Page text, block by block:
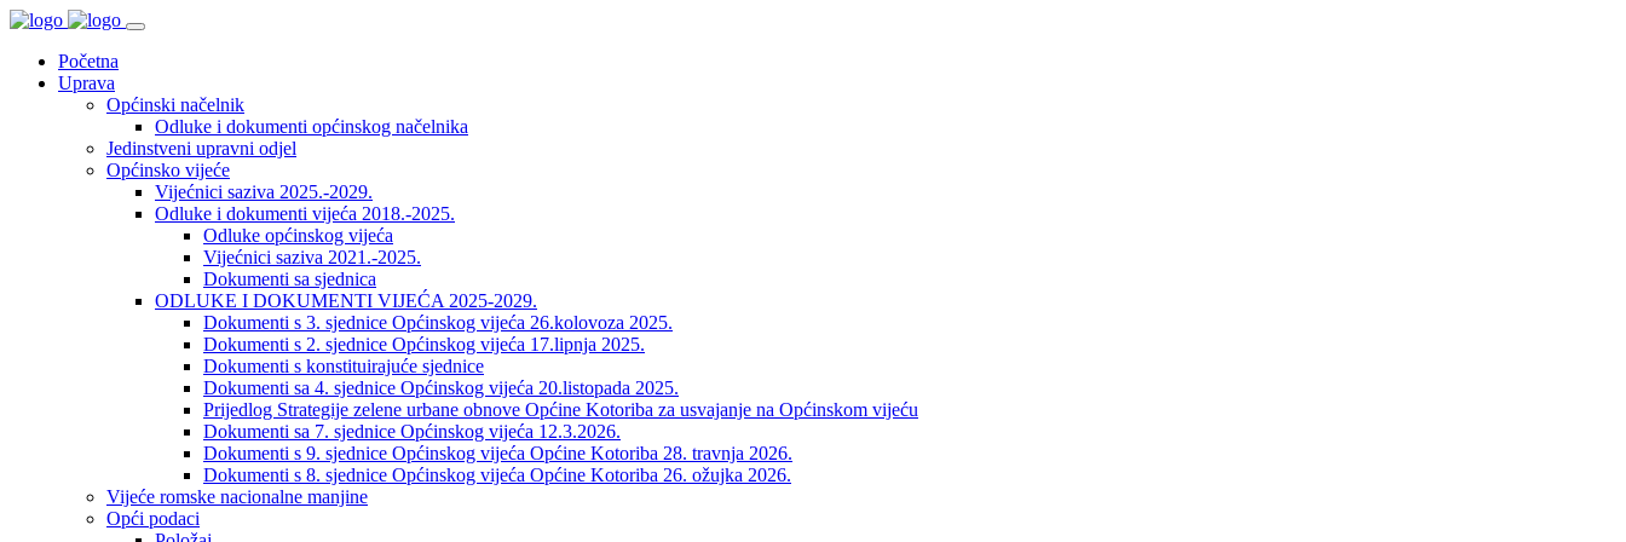
Početna
Uprava
Općinski načelnik
Odluke i dokumenti općinskog načelnika
Jedinstveni upravni odjel
Općinsko vijeće
Vijećnici saziva 2025.-2029.
Odluke i dokumenti vijeća 2018.-2025.
Odluke općinskog vijeća
Vijećnici saziva 2021.-2025.
Dokumenti sa sjednica
ODLUKE I DOKUMENTI VIJEĆA 2025-2029.
Dokumenti s 3. sjednice Općinskog vijeća 26.kolovoza 2025.
Dokumenti s 2. sjednice Općinskog vijeća 17.lipnja 2025.
Dokumenti s konstituirajuće sjednice
Dokumenti sa 4. sjednice Općinskog vijeća 20.listopada 2025.
Prijedlog Strategije zelene urbane obnove Općine Kotoriba za usvajanje na Općinskom vijeću
Dokumenti sa 7. sjednice Općinskog vijeća 12.3.2026.
Dokumenti s 9. sjednice Općinskog vijeća Općine Kotoriba 28. travnja 2026.
Dokumenti s 8. sjednice Općinskog vijeća Općine Kotoriba 26. ožujka 2026.
Vijeće romske nacionalne manjine
Opći podaci